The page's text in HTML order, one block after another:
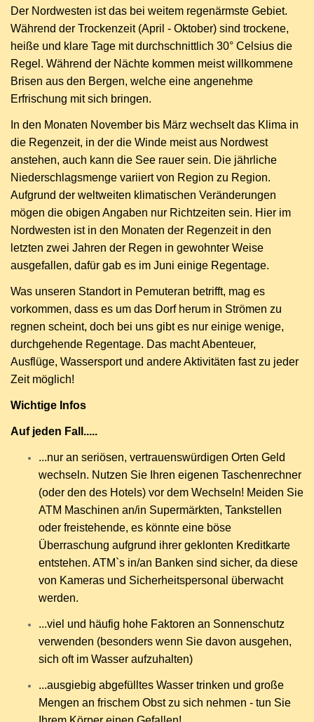
Der Nordwesten ist das bei weitem regenärmste Gebiet.
Während der Trockenzeit (April - Oktober) sind trockene,
heiße und klare Tage mit durchschnittlich 30° Celsius die
Regel. Während der Nächte kommen meist willkommene
Brisen aus den Bergen, welche eine angenehme
Erfrischung mit sich bringen.
In den Monaten November bis März wechselt das Klima in
die Regenzeit, in der die Winde meist aus Nordwest
anstehen, auch kann die See rauer sein. Die jährliche
Niederschlagsmenge variiert von Region zu Region.
Aufgrund der weltweiten klimatischen Veränderungen
mögen die obigen Angaben nur Richtzeiten sein. Hier im
Nordwesten ist in den Monaten der Regenzeit in den
letzten zwei Jahren der Regen in gewohnter Weise
ausgefallen, dafür gab es im Juni einige Regentage.
Was unseren Standort in Pemuteran betrifft, mag es
vorkommen, dass es um das Dorf herum in Strömen zu
regnen scheint, doch bei uns gibt es nur einige wenige,
durchgehende Regentage. Das macht Abenteuer,
Ausflüge, Wassersport und andere Aktivitäten fast zu jeder
Zeit möglich!
Wichtige Infos
Auf jeden Fall.....
...nur an seriösen, vertrauenswürdigen Orten Geld
wechseln. Nutzen Sie Ihren eigenen Taschenrechner
(oder den des Hotels) vor dem Wechseln! Meiden Sie
ATM Maschinen an/in Supermärkten, Tankstellen
oder freistehende, es könnte eine böse
Überraschung aufgrund ihrer geklonten Kreditkarte
entstehen. ATM`s in/an Banken sind sicher, da diese
von Kameras und Sicherheitspersonal überwacht
werden.
...viel und häufig hohe Faktoren an Sonnenschutz
verwenden (besonders wenn Sie davon ausgehen,
sich oft im Wasser aufzuhalten)
...ausgiebig abgefülltes Wasser trinken und große
Mengen an frischem Obst zu sich nehmen - tun Sie